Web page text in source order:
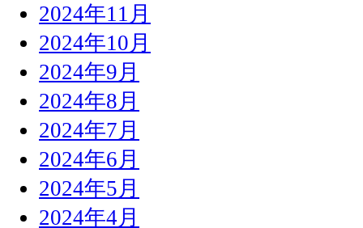
2024年11月
2024年10月
2024年9月
2024年8月
2024年7月
2024年6月
2024年5月
2024年4月